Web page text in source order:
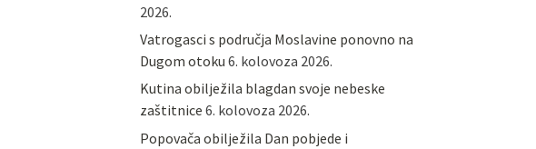
2026.
Vatrogasci s područja Moslavine ponovno na
Dugom otoku 6. kolovoza 2026.
Kutina obilježila blagdan svoje nebeske
zaštitnice 6. kolovoza 2026.
Popovača obilježila Dan pobjede i